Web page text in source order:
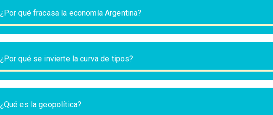
¿Por qué fracasa la economía Argentina?
¿Por qué se invierte la curva de tipos?
¿Qué es la geopolítica?